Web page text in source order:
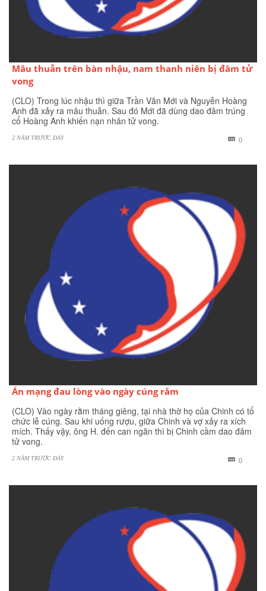
Mâu thuẫn trên bàn nhậu, nam thanh niên bị đâm tử
vong
(CLO) Trong lúc nhậu thì giữa Trần Văn Mới và Nguyễn Hoàng
Anh đã xảy ra mâu thuẫn. Sau đó Mới đã dùng dao đâm trúng
cổ Hoàng Anh khiến nạn nhân tử vong.
2 NĂM TRƯỚC ĐÂY  0BÌNH
Án mạng đau lòng vào ngày cúng rằm
(CLO) Vào ngày rằm tháng giêng, tại nhà thờ họ của Chinh có tổ
chức lễ cúng. Sau khi uống rượu, giữa Chinh và vợ xảy ra xích
mích. Thấy vậy, ông H. đến can ngăn thì bị Chinh cầm dao đâm
tử vong.
2 NĂM TRƯỚC ĐÂY  0BÌNH